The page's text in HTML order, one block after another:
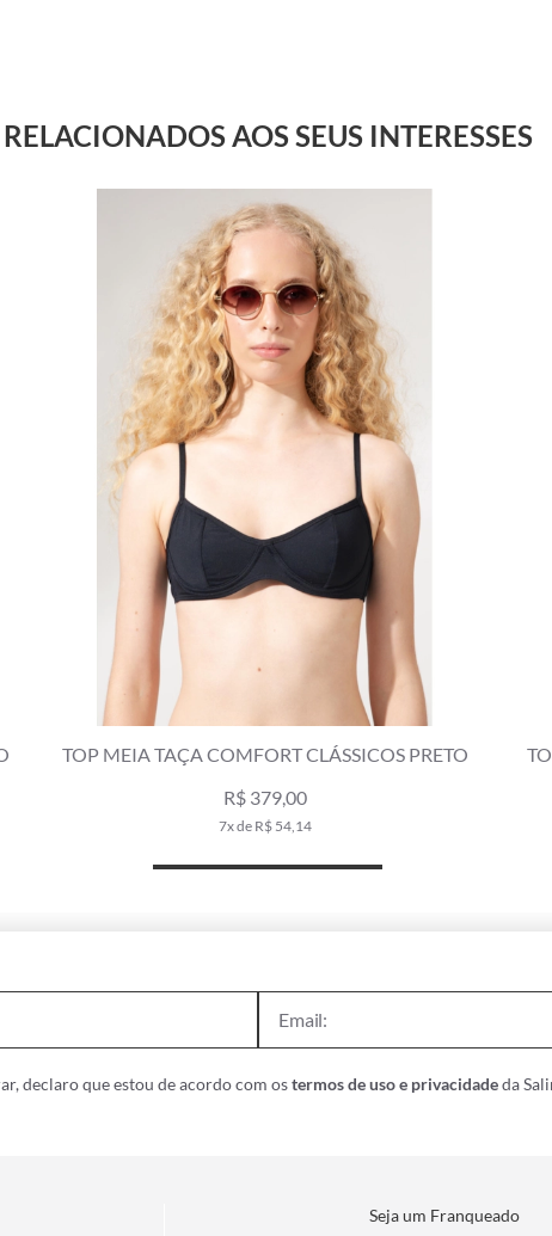
RELACIONADOS AOS SEUS INTERESSES
COMFORT CLÁSSICOS PRETO
TOP MEIA TAÇA
declaro que estou de acordo com ostermos de uso e privacidadeda
Seja um Franqueado